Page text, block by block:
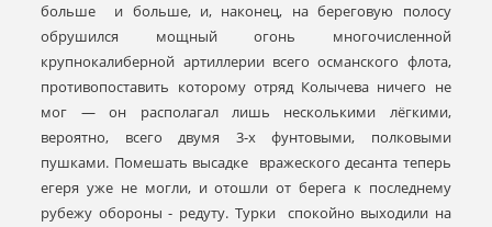
больше и больше, и, наконец, на береговую полосу
обрушился мощный огонь многочисленной
крупнокалиберной артиллерии всего османского флота,
противопоставить которому отряд Колычева ничего не
мог — он располагал лишь несколькими лёгкими,
вероятно, всего двумя 3-х фунтовыми, полковыми
пушками. Помешать высадке вражеского десанта теперь
егеря уже не могли, и отошли от берега к последнему
рубежу обороны - редуту. Турки спокойно выходили на